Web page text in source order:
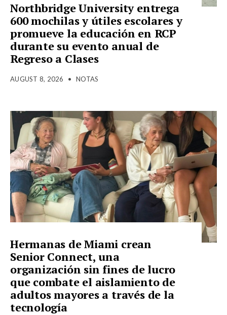
Northbridge University entrega
600 mochilas y útiles escolares y
promueve la educación en RCP
durante su evento anual de
Regreso a Clases
AUGUST 8, 2026 • NOTAS
Hermanas de Miami crean
Senior Connect, una
organización sin fines de lucro
que combate el aislamiento de
adultos mayores a través de la
tecnología